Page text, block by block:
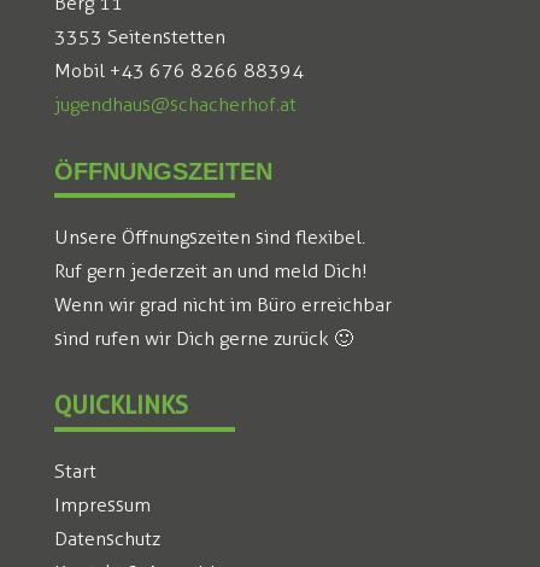
3353 Seitenstetten
Mobil +43 676 8266 88394
jugendhaus@schacherhof.at
ÖFFNUNGSZEITEN
Unsere Öffnungszeiten sind flexibel.
Ruf gern jederzeit an und meld Dich!
Wenn wir grad nicht im Büro erreichbar
sind rufen wir Dich gerne zurück 🙂
QUICKLINKS
Start
Impressum
Datenschutz